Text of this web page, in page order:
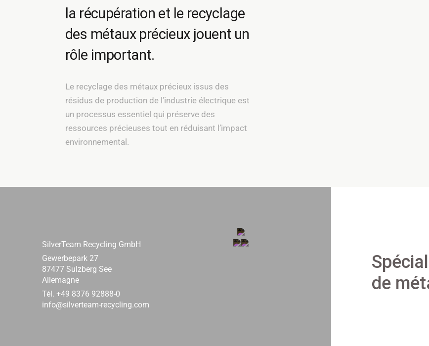
la récupération et le recyclage
des métaux précieux jouent un
rôle important.
Le recyclage des métaux précieux issus des
résidus de production de l’industrie électrique est
un processus essentiel qui préserve des
ressources précieuses tout en réduisant l’impact
environnemental.
SilverTeam Recycling GmbH
Gewerbepark 27
87477 Sulzberg See
Allemagne
Tél. +49 8376 92888-0
info@silverteam-recycling.com
de